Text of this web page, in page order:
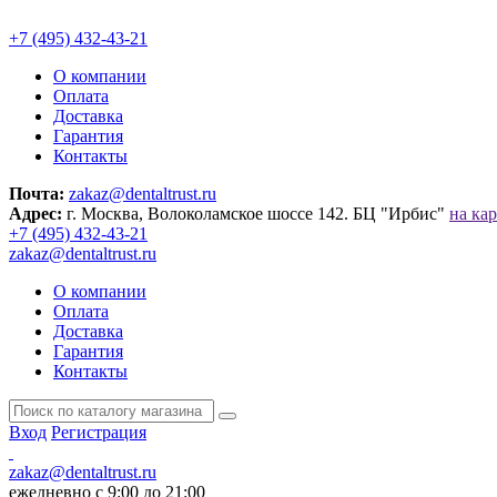
+7 (495) 432-43-21
О компании
Оплата
Доставка
Гарантия
Контакты
Почта: zakaz@dentaltrust.ru
Адрес: г. Москва, Волоколамское шоссе 142. БЦ "Ирбис" на
+7 (495) 432-43-21
zakaz@dentaltrust.ru
О компании
Оплата
Доставка
Гарантия
Контакты
Вход Регистрация
zakaz@dentaltrust.ru
ежедневно с 9:00 до 21:00